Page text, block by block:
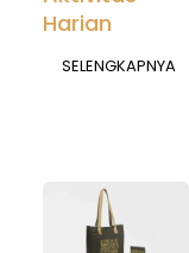
Harian
SELENGKAPNYA